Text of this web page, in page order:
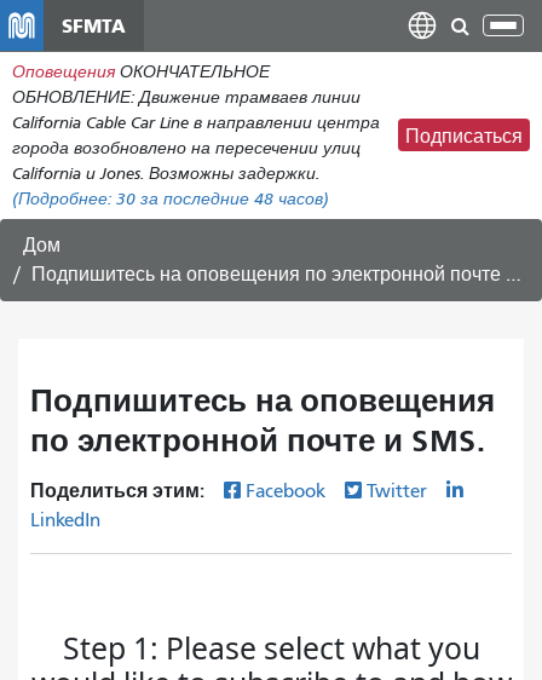
содержанию
SFMTA
Оповещения ОКОНЧАТЕЛЬНОЕ
ОБНОВЛЕНИЕ: Движение трамваев линии
California Cable Car Line в направлении центра
города возобновлено на пересечении улиц
California и Jones. Возможны задержки.
(Подробнее: 30 за последние 48 часов)
Подписаться
Дом
Подпишитесь на оповещения по электронной почте и SMS.
Подпишитесь на оповещения
по электронной почте и SMS.
Поделиться этим: Facebook
Twitter
LinkedIn